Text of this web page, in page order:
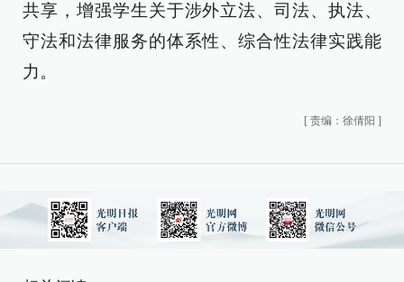
共享，增强学生关于涉外立法、司法、执法、
守法和法律服务的体系性、综合性法律实践能
力。
[ 责编：徐倩阳 ]